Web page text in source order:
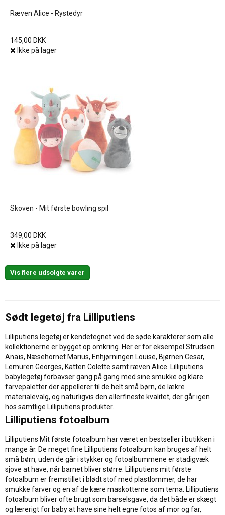
Ræven Alice - Rystedyr
145,00 DKK
Ikke på lager
Skoven - Mit første bowling spil
349,00 DKK
Ikke på lager
Vis flere udsolgte varer
Sødt legetøj fra Lilliputiens
Lilliputiens legetøj er kendetegnet ved de søde karakterer som alle
kollektionerne er bygget op omkring. Her er for eksempel Strudsen
Anaïs, Næsehornet Marius, Enhjørningen Louise, Bjørnen Cesar,
Lemuren Georges, Katten Colette samt ræven Alice. Lilliputiens
babylegetøj forbavser gang på gang med sine smukke og klare
farvepaletter der appellerer til de helt små børn, de lækre
materialevalg, og naturligvis den allerfineste kvalitet, der går igen
hos samtlige Lilliputiens produkter.
Lilliputiens fotoalbum
Lilliputiens Mit første fotoalbum har været en bestseller i butikken i
mange år. De meget fine Lilliputiens fotoalbum kan bruges af helt
små børn, uden de går i stykker og fotoalbummene er stadigvæk
sjove at have, når barnet bliver større. Lilliputiens mit første
fotoalbum er fremstillet i blødt stof med plastlommer, de har
smukke farver og en af de kære maskotterne som tema. Lilliputiens
fotoalbum bliver ofte brugt som barselsgave, da det både er skægt
og lærerigt for baby at have sine helt egne fotos af mor og far,